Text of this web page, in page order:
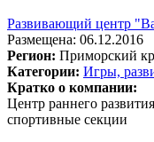
Развивающий центр
Размещена: 06.12.2016
Регион: Приморский
Категории: Игры,
Кратко о компании:
Центр раннего
спортивные секции